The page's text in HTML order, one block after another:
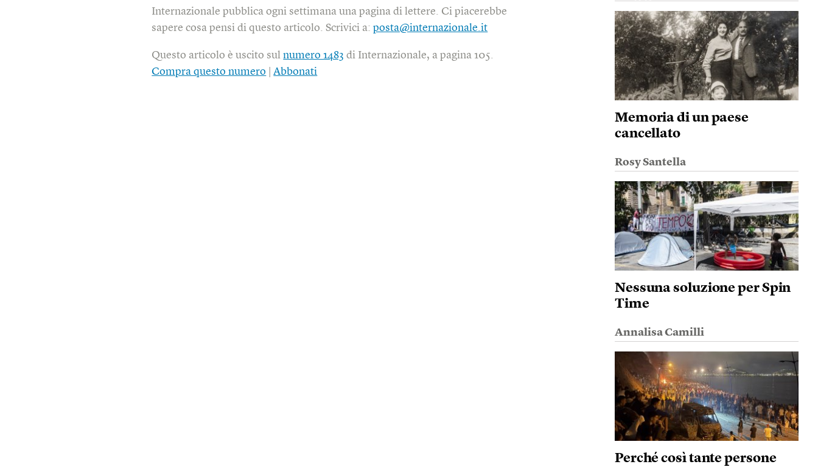
Internazionale pubblica ogni settimana una pagina di lettere. Ci piacerebbe
sapere cosa pensi di questo articolo. Scrivici a:posta@internazionale.it
Questo articolo è uscito sulnumero 1483 di Internazionale, a pagina 105.
Compra questo numero |Abbonati
Memoria di un paese
cancellato
Rosy Santella
Nessuna soluzione per Spin
Time
Annalisa Camilli
Perché così tante persone